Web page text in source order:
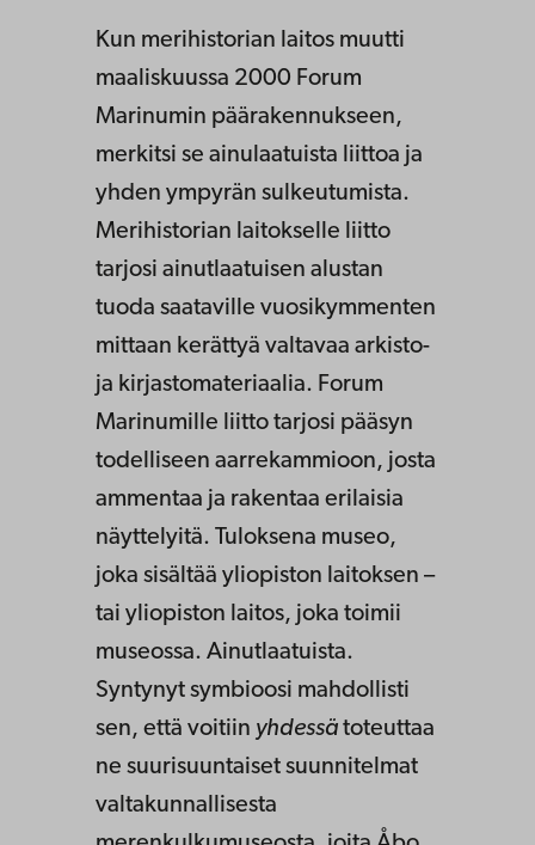
Kun merihistorian laitos muutti
maaliskuussa 2000 Forum
Marinumin päärakennukseen,
merkitsi se ainulaatuista liittoa ja
yhden ympyrän sulkeutumista.
Merihistorian laitokselle liitto
tarjosi ainutlaatuisen alustan
tuoda saataville vuosikymmenten
mittaan kerättyä valtavaa arkisto-
ja kirjastomateriaalia. Forum
Marinumille liitto tarjosi pääsyn
todelliseen aarrekammioon, josta
ammentaa ja rakentaa erilaisia
näyttelyitä. Tuloksena museo,
joka sisältää yliopiston laitoksen –
tai yliopiston laitos, joka toimii
museossa. Ainutlaatuista.
Syntynyt symbioosi mahdollisti
sen, että voitiin yhdessä toteuttaa
ne suurisuuntaiset suunnitelmat
valtakunnallisesta